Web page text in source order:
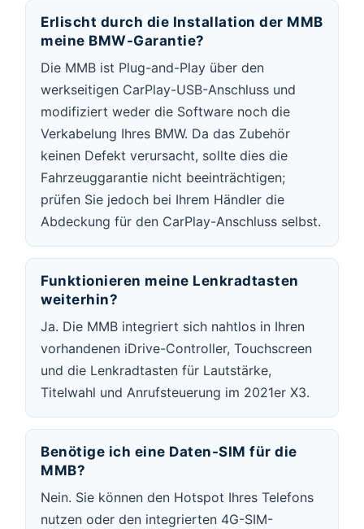
Erlischt durch die Installation der MMB
meine BMW-Garantie?
Die MMB ist Plug-and-Play über den
werkseitigen CarPlay-USB-Anschluss und
modifiziert weder die Software noch die
Verkabelung Ihres BMW. Da das Zubehör
keinen Defekt verursacht, sollte dies die
Fahrzeuggarantie nicht beeinträchtigen;
prüfen Sie jedoch bei Ihrem Händler die
Abdeckung für den CarPlay-Anschluss selbst.
Funktionieren meine Lenkradtasten
weiterhin?
Ja. Die MMB integriert sich nahtlos in Ihren
vorhandenen iDrive-Controller, Touchscreen
und die Lenkradtasten für Lautstärke,
Titelwahl und Anrufsteuerung im 2021er X3.
Benötige ich eine Daten-SIM für die
MMB?
Nein. Sie können den Hotspot Ihres Telefons
nutzen oder den integrierten 4G-SIM-